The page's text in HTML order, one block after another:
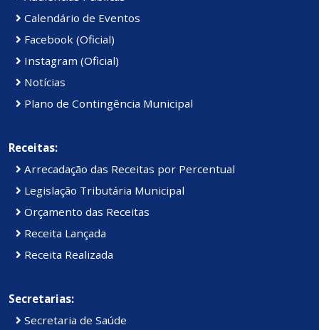
Calendário de Eventos
Facebook (Oficial)
Instagram (Oficial)
Notícias
Plano de Contingência Municipal
Receitas:
Arrecadação das Receitas por Percentual
Legislação Tributária Municipal
Orçamento das Receitas
Receita Lançada
Receita Realizada
Secretarias:
Secretaria de Saúde